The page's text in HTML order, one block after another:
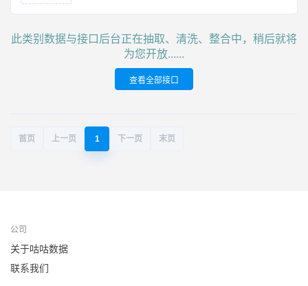
此类别数据与接口后台正在抽取、清洗、整合中，稍后就将
为您开放......
查看全部接口
首页 上一页 1 下一页 末页
公司
关于咕咕数据
联系我们